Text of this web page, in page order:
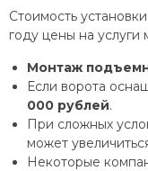
Стоимость
году цены на
Монтаж
Если ворота
000 рублей.
При сложных
может
Некоторые